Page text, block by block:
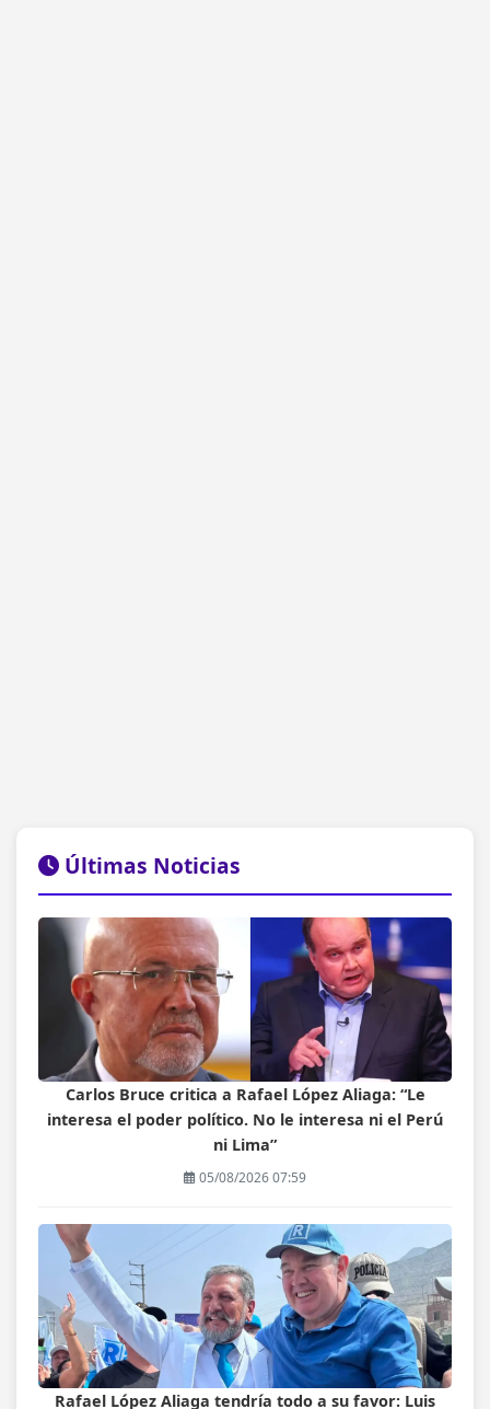
Últimas Noticias
Carlos Bruce critica a Rafael López Aliaga: “Le
interesa el poder político. No le interesa ni el Perú
ni Lima”
05/08/2026 07:59
Rafael López Aliaga tendría todo a su favor: Luis